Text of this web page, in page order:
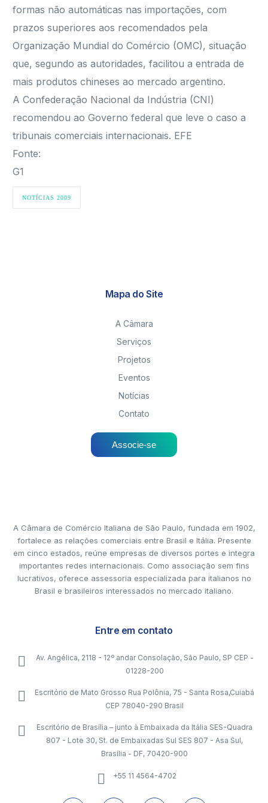
formas não automáticas nas importações, com
prazos superiores aos recomendados pela
Organização Mundial do Comércio (OMC), situação
que, segundo as autoridades, facilitou a entrada de
mais produtos chineses ao mercado argentino.
A Confederação Nacional da Indústria (CNI)
recomendou ao Governo federal que leve o caso a
tribunais comerciais internacionais. EFE
Fonte:
G1
NOTÍCIAS 2009
Mapa do Site
A Câmara
Serviços
Projetos
Eventos
Notícias
Contato
Associe-se
A Câmara de Comércio Italiana de São Paulo, fundada em 1902,
fortalece as relações comerciais entre Brasil e Itália. Presente
em cinco estados, reúne empresas de diversos portes e integra
importantes redes internacionais. Como associação sem fins
lucrativos, oferece assessoria especializada para italianos no
Brasil e brasileiros interessados no mercado italiano.
Entre em contato
Av. Angélica, 2118 - 12º andar Consolação, São Paulo, SP CEP -
01228-200
Escritório de Mato Grosso Rua Polônia, 75 - Santa Rosa,Cuiabá
CEP 78040-290 Brasil
Escritório de Brasília – junto à Embaixada da Itália SES-Quadra
807 - Lote 30, St. de Embaixadas Sul SES 807 - Asa Sul,
Brasília - DF, 70420-900
+55 11 4564-4702